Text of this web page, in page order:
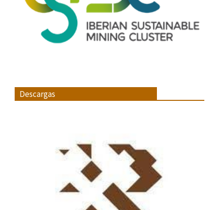
Descargas